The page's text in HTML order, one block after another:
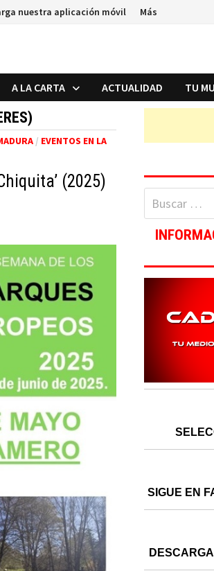
nuestra aplicación móvil Más
A LA CARTA ACTUALIDAD TU
/ EVENTOS EN LA
(2025)
Buscar:
SIGUE EN